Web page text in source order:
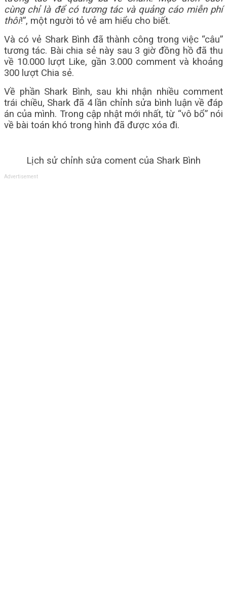
cùng chỉ là để có tương tác và quảng cáo miễn phí
thôi!”, một người tỏ vẻ am hiểu cho biết.
Và có vẻ Shark Bình đã thành công trong việc “câu”
tương tác. Bài chia sẻ này sau 3 giờ đồng hồ đã thu
về 10.000 lượt Like, gần 3.000 comment và khoảng
300 lượt Chia sẻ.
Về phần Shark Bình, sau khi nhận nhiều comment
trái chiều, Shark đã 4 lần chỉnh sửa bình luận về đáp
án của mình. Trong cập nhật mới nhất, từ “vô bổ” nói
về bài toán khó trong hình đã được xóa đi.
Lịch sử chỉnh sửa coment của Shark Bình
Advertisement